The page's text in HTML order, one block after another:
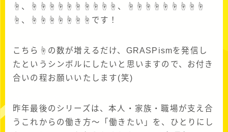
☝、☝☝☝☝☝☝☝☝☝☝、☝☝☝☝☝☝☝☝☝
☝、☝☝☝☝☝☝☝です！
こちら☝の数が増えるだけ、GRASPismを発信し
たというシンボルにしたいと思いますので、お付き
合いの程お願いいたします(笑)
昨年最後のシリーズは、本人・家族・職場が支え合
うこれからの働き方〜「働きたい」を、ひとりにし